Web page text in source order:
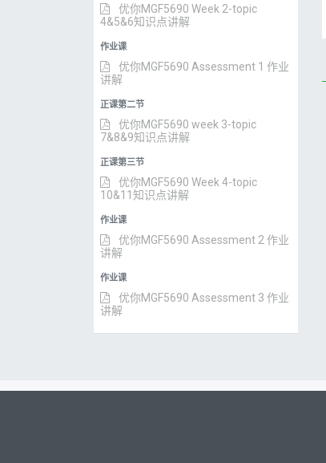
优你MGF5690 Week 2-topic
4&5&6知识点讲解
作业课
优你MGF5690 Assessment 1 作业
讲解
正课第二节
优你MGF5690 week 3-topic
7&8&9知识点讲解
正课第三节
优你MGF5690 Week 4-topic
10&11知识点讲解
作业课
优你MGF5690 Assessment 2 作业
讲解
作业课
优你MGF5690 Assessment 3 作业
讲解